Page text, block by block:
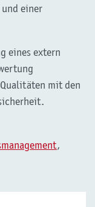
einer
eines extern
mit den
,